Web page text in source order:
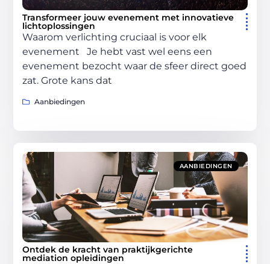
Transformeer jouw evenement met innovatieve
lichtoplossingen
Waarom verlichting cruciaal is voor elk
evenement Je hebt vast wel eens een
evenement bezocht waar de sfeer direct goed
zat. Grote kans dat
Aanbiedingen
AANBIEDINGEN
Ontdek de kracht van praktijkgerichte
mediation opleidingen